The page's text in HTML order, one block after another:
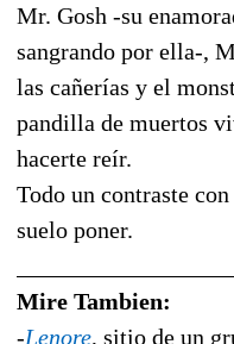
Mr. Gosh -su
sangrando por ella-,
las cañerías y el
pandilla de muertos
hacerte reír.
Todo un contraste con
suelo poner.
Mire Tambien:
-Lenore, sitio de un